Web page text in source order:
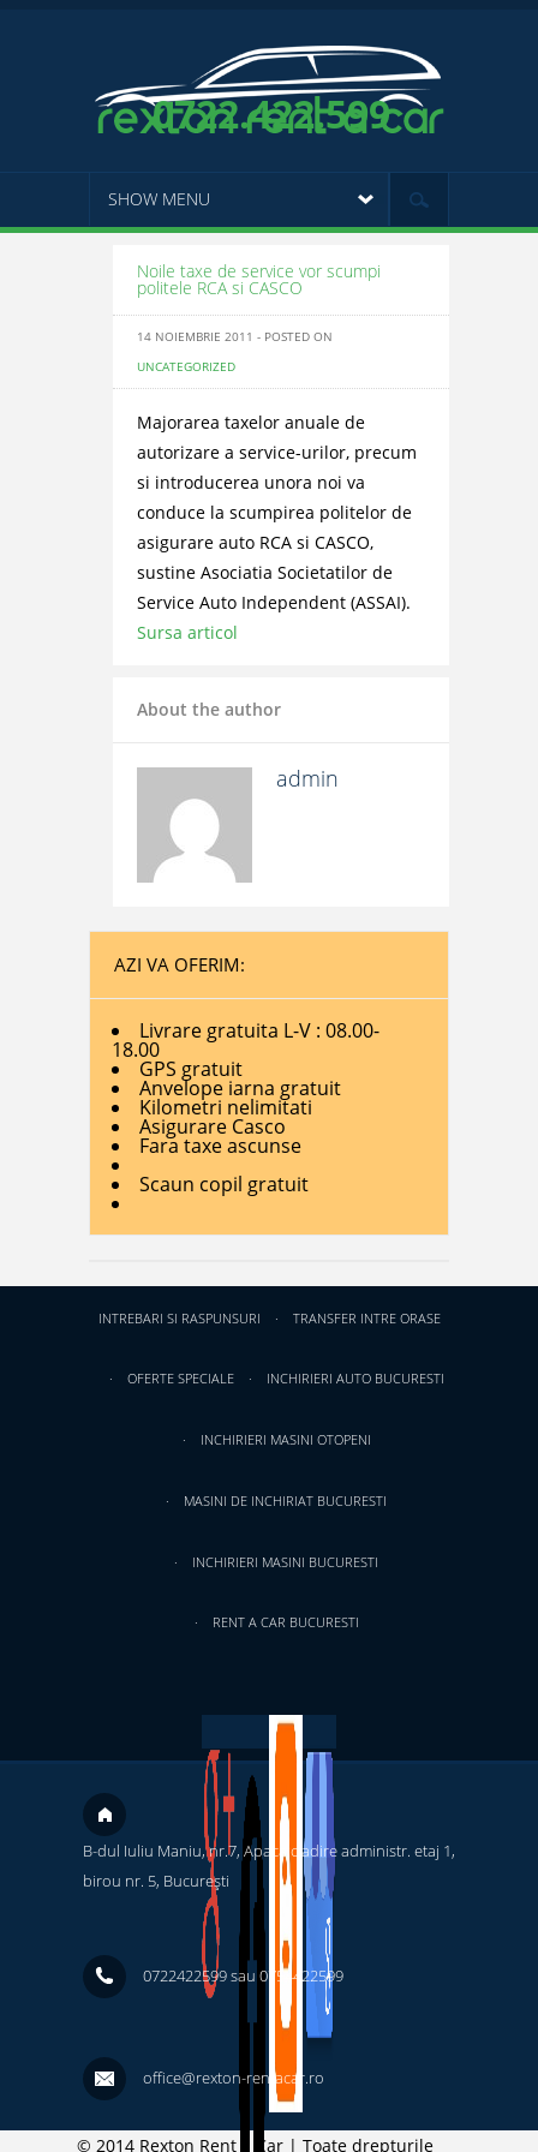
0722.422.599
SHOW MENU
Noile taxe de service vor scumpi
politele RCA si CASCO
14 NOIEMBRIE 2011 - POSTED ON
UNCATEGORIZED
Majorarea taxelor anuale de
autorizare a service-urilor, precum
si introducerea unora noi va
conduce la scumpirea politelor de
asigurare auto RCA si CASCO,
sustine Asociatia Societatilor de
Service Auto Independent (ASSAI).
Sursa articol
About the author
admin
AZI VA OFERIM:
Livrare gratuita L-V : 08.00-
18.00
GPS gratuit
Anvelope iarna gratuit
Kilometri nelimitati
Asigurare Casco
Fara taxe ascunse
Scaun copil gratuit
INTREBARI SI RASPUNSURI TRANSFER INTRE ORASE
OFERTE SPECIALE INCHIRIERI AUTO BUCURESTI
INCHIRIERI MASINI OTOPENI
MASINI DE INCHIRIAT BUCURESTI
INCHIRIERI MASINI BUCURESTI
RENT A CAR BUCURESTI
B-dul Iuliu Maniu, nr.7, Apaca cladire administr. etaj 1,
birou nr. 5, București ‎
0722422599 sau 0754422599
office@rexton-rentacar.ro
© 2014 Rexton Rent a Car | Toate drepturile